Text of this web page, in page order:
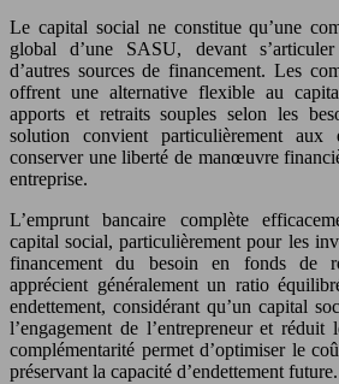
Le capital social ne constitue qu’une
global d’une SASU, devant s’articuler
d’autres sources de financement. Les
offrent une alternative flexible au
apports et retraits souples selon les
solution convient particulièrement aux
conserver une liberté de manœuvre
entreprise.
L’emprunt bancaire complète
capital social, particulièrement pour les
financement du besoin en fonds de
apprécient généralement un ratio
endettement, considérant qu’un capital
l’engagement de l’entrepreneur et
complémentarité permet d’optimiser le
préservant la capacité d’endettement future.